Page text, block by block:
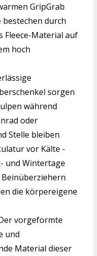
GripGrab
bestechen durch
Fleece-Material auf
hoch
sorgen
während
oder
Stelle bleiben
vor Kälte -
und Wintertage
die körpereigene
vorgeformte
und
Material dieser